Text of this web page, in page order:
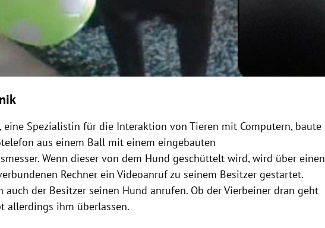
eine Spezialistin für die Interaktion von Tieren mit Computern, baute
aus einem Ball mit einem eingebauten
Wenn dieser von dem Hund geschüttelt wird, wird über einen
Rechner ein Videoanruf zu seinem Besitzer gestartet.
auch der Besitzer seinen Hund anrufen. Ob der Vierbeiner dran geht
allerdings ihm überlassen.